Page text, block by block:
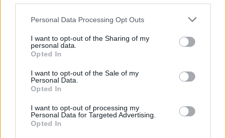
Personal Data Processing Opt Outs
I want to opt-out of the Sharing of my
personal data.
Opted In
I want to opt-out of the Sale of my
Personal Data.
Opted In
I want to opt-out of processing my
Personal Data for Targeted Advertising.
Opted In
Capacita Jovem de Poiares aproxima